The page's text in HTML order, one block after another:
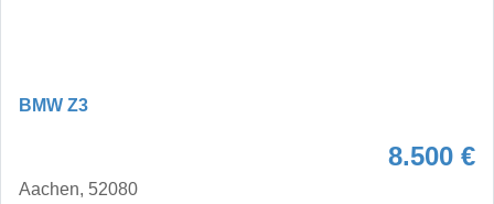
BMW Z3
8.500 €
Aachen, 52080